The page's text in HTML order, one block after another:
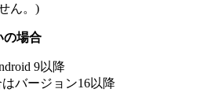
ん。)
の場合
9以降
はバージョン16以降